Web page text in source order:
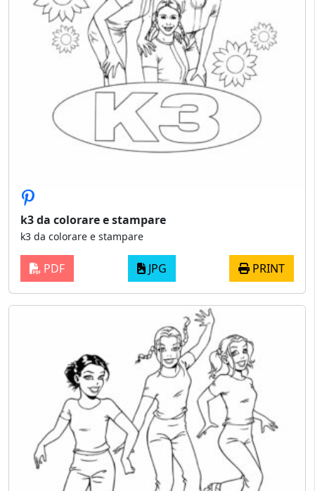
k3 da colorare e stampare
k3 da colorare e stampare
PDF JPG PRINT